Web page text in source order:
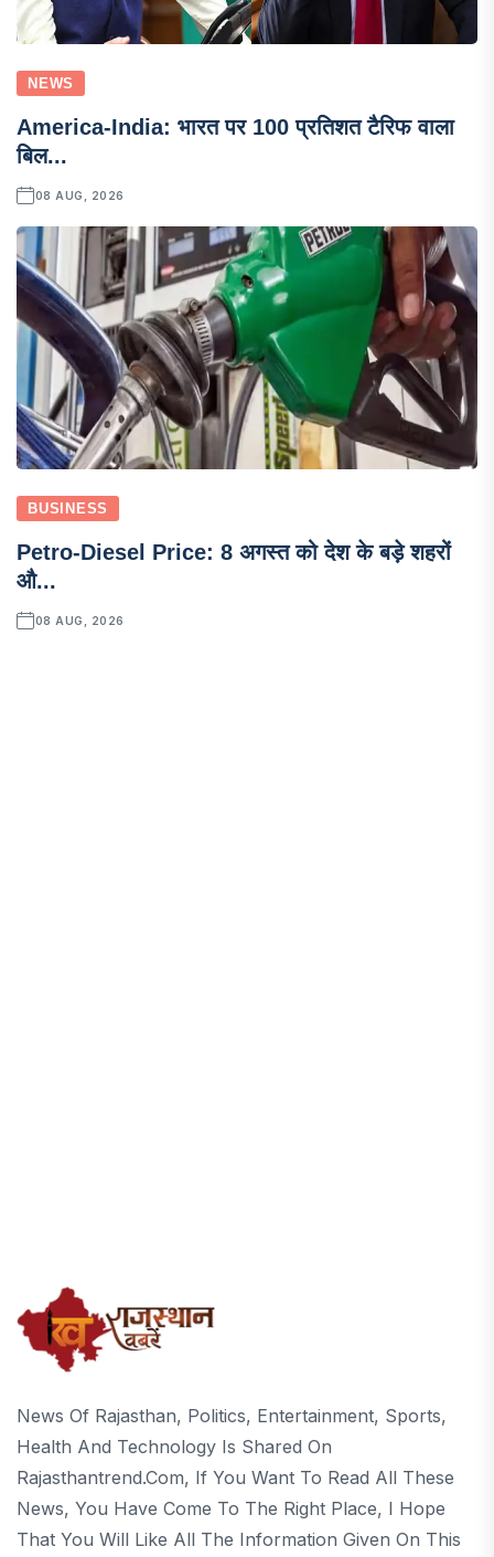
NEWS
America-India: भारत पर 100 प्रतिशत टैरिफ वाला
बिल...
08 AUG, 2026
BUSINESS
Petro-Diesel Price: 8 अगस्त को देश के बड़े शहरों
औ...
08 AUG, 2026
News Of Rajasthan, Politics, Entertainment, Sports,
Health And Technology Is Shared On
Rajasthantrend.com, If You Want To Read All These
News, You Have Come To The Right Place, I Hope
That You Will Like All The Information Given On This